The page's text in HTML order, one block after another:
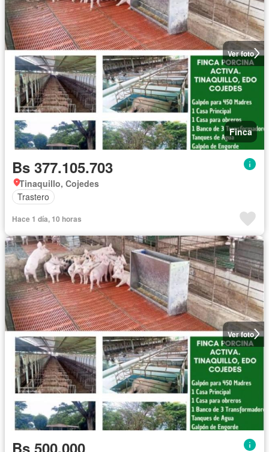
Ver foto
Finca
Bs 377.105.703
Tinaquillo, Cojedes
Trastero
Hace 1 día, 10 horas
Ver foto
Bs 500.000